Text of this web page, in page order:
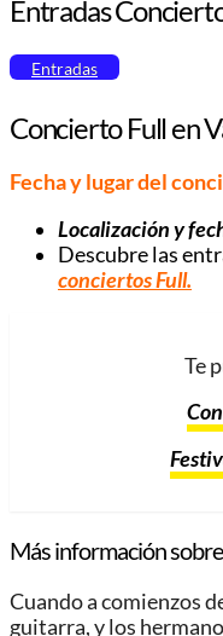
Entradas
Entradas
Concierto Full en
Fecha y lugar del
Localización y
Descubre las
conciertos Full.
Te
Más información
Cuando a comienzos
guitarra, y los